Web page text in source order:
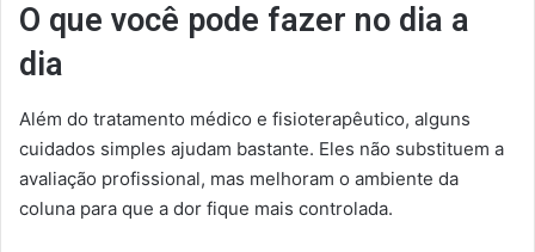
O que você pode fazer no dia a
dia
Além do tratamento médico e fisioterapêutico, alguns
cuidados simples ajudam bastante. Eles não substituem a
avaliação profissional, mas melhoram o ambiente da
coluna para que a dor fique mais controlada.